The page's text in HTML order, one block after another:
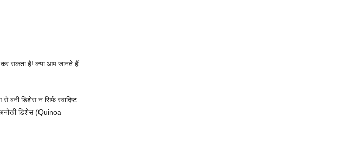
कर सकता है! क्या आप जानते हैं
डिशेस न सिर्फ स्वादिष्ट
डिशेस (Quinoa